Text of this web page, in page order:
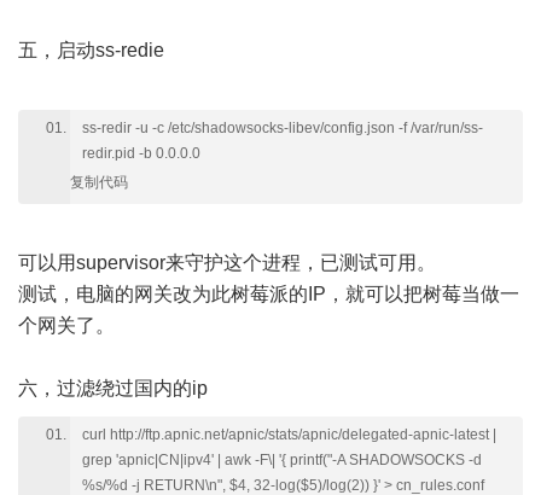
五，启动ss-redie
ss-redir -u -c /etc/shadowsocks-libev/config.json -f /var/run/ss-
redir.pid -b 0.0.0.0
复制代码
可以用supervisor来守护这个进程，已测试可用。
测试，电脑的网关改为此树莓派的IP，就可以把树莓当做一
个网关了。
六，过滤绕过国内的ip
curl http://ftp.apnic.net/apnic/stats/apnic/delegated-apnic-latest |
grep 'apnic|CN|ipv4' | awk -F\| '{ printf("-A SHADOWSOCKS -d
%s/%d -j RETURN\n", $4, 32-log($5)/log(2)) }' > cn_rules.conf